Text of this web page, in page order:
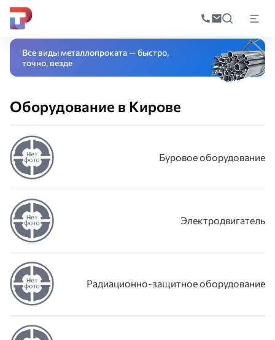
по
Главная
Все виды металлопроката — быстро,
точно, везде
Оборудование в Кирове
Буровое оборудование
Электродвигатель
Радиационно-защитное оборудование